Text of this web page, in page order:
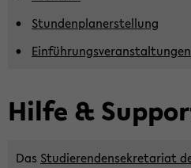
Stun­den­pla­ner­stel­lung
Ein­füh­rungs­ver­an­stal­tun­gen
Hilfe &
Das Stu­die­ren­den­se­kre­ta­ri­at